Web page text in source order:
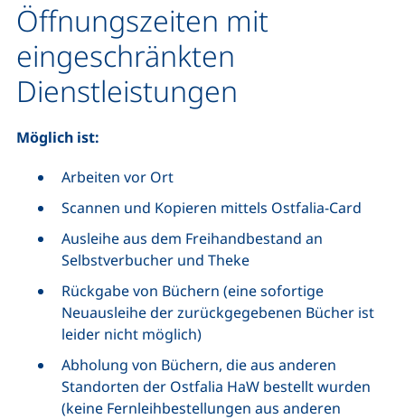
Öffnungszeiten mit
eingeschränkten
Dienstleistungen
Möglich ist:
Arbeiten vor Ort
Scannen und Kopieren mittels Ostfalia-Card
Ausleihe aus dem Freihandbestand an
Selbstverbucher und Theke
Rückgabe von Büchern (eine sofortige
Neuausleihe der zurückgegebenen Bücher ist
leider nicht möglich)
Abholung von Büchern, die aus anderen
Standorten der Ostfalia HaW bestellt wurden
(keine Fernleihbestellungen aus anderen